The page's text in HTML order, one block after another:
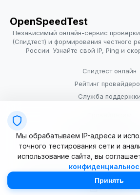
OpenSpeedTest
Независимый онлайн-сервис проверки
(Спидтест) и формирования честного
России. Узнайте свой IP, Ping и
Спидтест онлайн
Рейтинг
Служба поддержки
Условия
© 2025–2026 OpenSpeedTest (ИП
Мы обрабатываем IP-адреса и
точного тестирования сети и
использование сайта, вы
Принять